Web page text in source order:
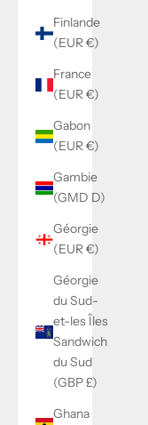
Finlande
(EUR €)
France
(EUR €)
Gabon
(EUR €)
Gambie
(GMD D)
Géorgie
(EUR €)
Géorgie
du Sud-
et-les Îles
Sandwich
du Sud
(GBP £)
Ghana